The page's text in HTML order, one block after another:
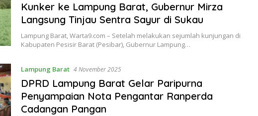
Kunker ke Lampung Barat, Gubernur Mirza
Langsung Tinjau Sentra Sayur di Sukau
Lampung Barat, Warta9.com – Setelah melakukan sejumlah kunjungan di
Kabupaten Pesisir Barat (Pesibar), Gubernur Lampung…
Lampung Barat 4 November 2025
DPRD Lampung Barat Gelar Paripurna
Penyampaian Nota Pengantar Ranperda
Cadangan Pangan